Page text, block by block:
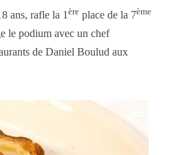
ans, rafle la 1 ère place de la 7ème
le podium avec un chef
de Daniel Boulud aux